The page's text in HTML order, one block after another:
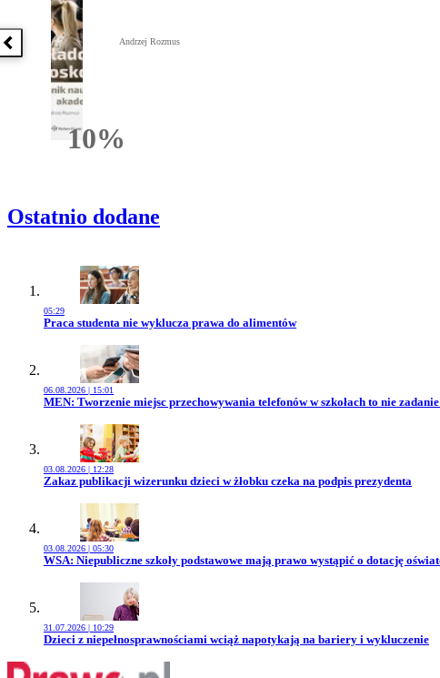
Poprzednia książka
10%Rabatu
Andrzej Rozmus
Ostatnio dodane
05:29
Przejdź do artykułu:
Praca studenta nie wyklucza prawa do alimentów
06.08.2026 | 15:01
Przejdź do artykułu:
MEN: Tworzenie miejsc przechowywania telefonów w szkołach to nie
03.08.2026 | 12:28
Przejdź do artykułu:
Zakaz publikacji wizerunku dzieci w żłobku czeka na podpis prezydenta
03.08.2026 | 05:30
Przejdź do artykułu:
WSA: Niepubliczne szkoły podstawowe mają prawo wystąpić o dotację
31.07.2026 | 10:29
Przejdź do artykułu:
Dzieci z niepełnosprawnościami wciąż napotykają na bariery i wykluczenie